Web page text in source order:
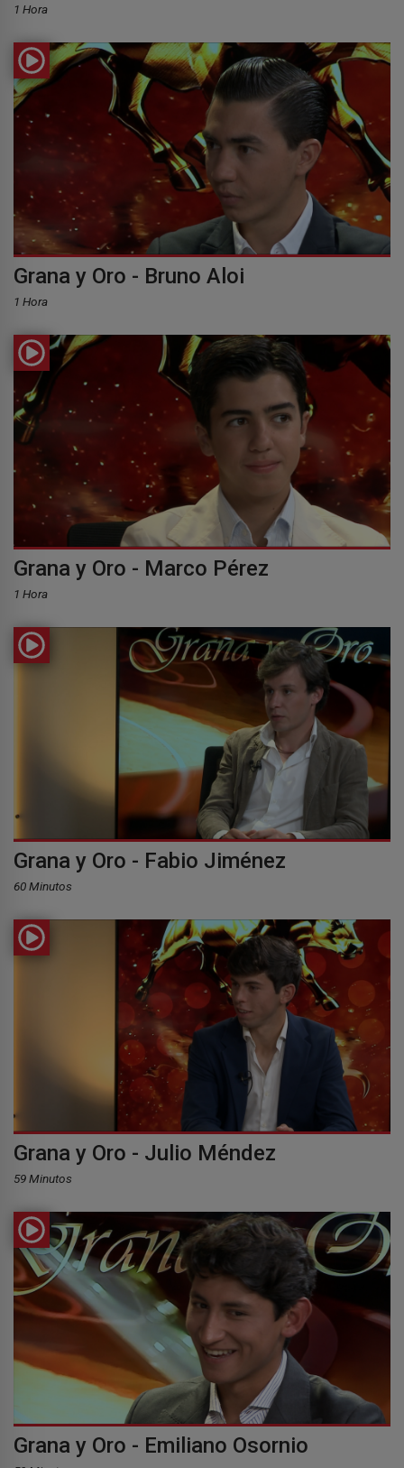
1 Hora
Grana y Oro - Bruno Aloi
1 Hora
Grana y Oro - Marco Pérez
1 Hora
Grana y Oro - Fabio Jiménez
60 Minutos
Grana y Oro - Julio Méndez
59 Minutos
Grana y Oro - Emiliano Osornio